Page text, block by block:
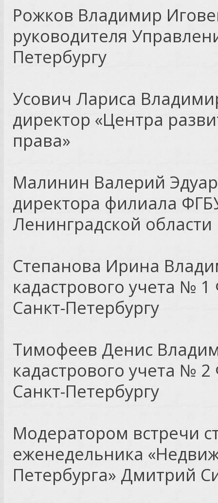
Рожков Владимир
руководителя
Петербургу
Усович Лариса
директор «Центра
права»
Малинин Валерий
директора филиала
Ленинградской области
Степанова Ирина
кадастрового учета №
Санкт-Петербургу
Тимофеев Денис
кадастрового учета №
Санкт-Петербургу
Модератором встречи
еженедельника
Петербурга» Дмитрий